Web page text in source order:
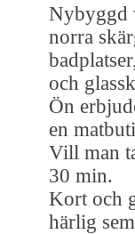
Nybyggd
norra
och
Ön
en
Vill man
30 min.
Kort och
härlig